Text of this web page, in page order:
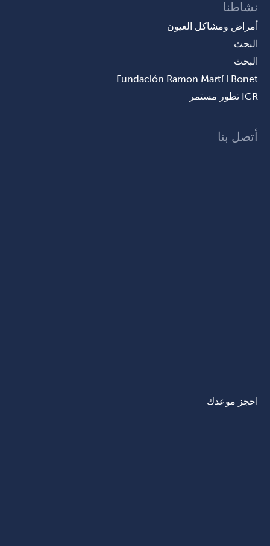
نشاطنا
أمراض ومشاكل العيون
البحث
البحث
Fundación Ramon Martí i Bonet
ICR تطور مستمر
أتصل بنا
احجز موعدك